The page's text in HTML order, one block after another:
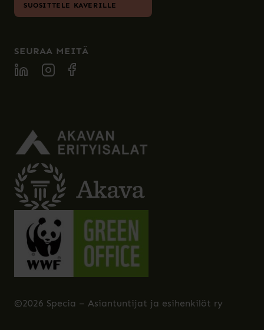
SUOSITTELE KAVERILLE
SEURAA MEITÄ
SPECIA LINKEDIN
SPECIA INSTAGRAM
SPECIA FACEBOOK
©2026 Specia – Asiantuntijat ja esihenkilöt ry